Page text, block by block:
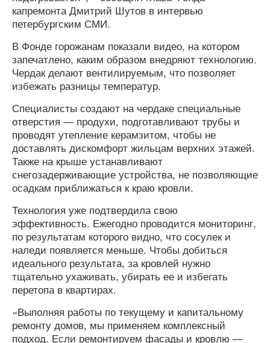
капремонта Дмитрий Шутов в интервью
петербургским СМИ.
В Фонде горожанам показали видео, на котором
запечатлено, каким образом внедряют технологию.
Чердак делают вентилируемым, что позволяет
избежать разницы температур.
Специалисты создают на чердаке специальные
отверстия — продухи, подготавливают трубы и
проводят утепление керамзитом, чтобы не
доставлять дискомфорт жильцам верхних этажей.
Также на крыше устанавливают
снегозадерживающие устройства, не позволяющие
осадкам приближаться к краю кровли.
Технология уже подтвердила свою
эффективность. Ежегодно проводится мониторинг,
по результатам которого видно, что сосулек и
наледи появляется меньше. Чтобы добиться
идеального результата, за кровлей нужно
тщательно ухаживать, убирать ее и избегать
перетопа в квартирах.
«Выполняя работы по текущему и капитальному
ремонту домов, мы применяем комплексный
подход. Если ремонтируем фасады и кровлю —